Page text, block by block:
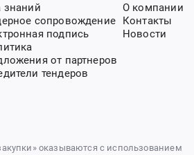
знаний
сопровождение
подпись
от партнеров
тендеров
О компании
Контакты
Новости
оказываются с использованием